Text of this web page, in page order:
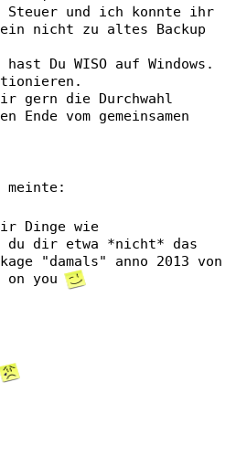
Steuer und ich konnte ihr
nicht zu altes Backup
Du WISO auf Windows.
gern die Durchwahl
Ende vom gemeinsamen
meinte:
Dinge wie
dir etwa *nicht* das
"damals" anno 2013 von
on you